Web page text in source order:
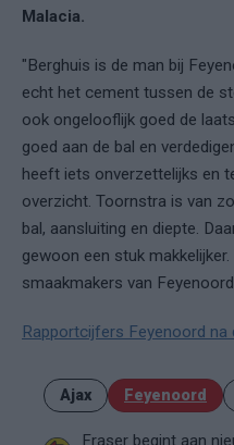
Malacia.
"Berghuis is de man bij
echt het cement tussen de
ook ongelooflijk goed de
goed aan de bal en
heeft iets onverzettelijks en
overzicht. Toornstra is van
bal, aansluiting en diepte.
gewoon een stuk
smaakmakers van
Rapportcijfers Feyenoord na
Ajax Feyenoord
Fraser begint aan